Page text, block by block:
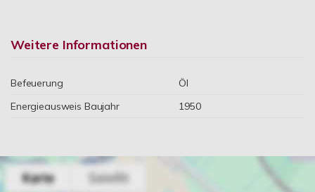
Weitere Informationen
Befeuerung
Öl
Energieausweis Baujahr
1950